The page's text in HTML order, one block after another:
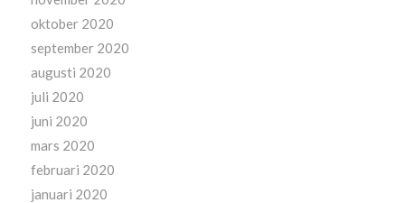
oktober 2020
september 2020
augusti 2020
juli 2020
juni 2020
mars 2020
februari 2020
januari 2020